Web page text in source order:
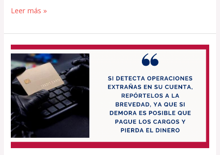
Leer más »
Reporte
de
inmediato
la
pérdida
o
robo
de